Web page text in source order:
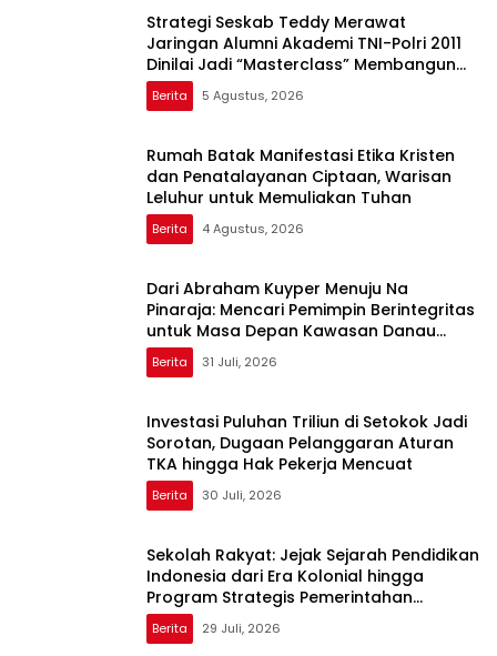
Strategi Seskab Teddy Merawat
Jaringan Alumni Akademi TNI-Polri 2011
Dinilai Jadi “Masterclass” Membangun
Loyalitas
Berita 5 Agustus, 2026
Rumah Batak Manifestasi Etika Kristen
dan Penatalayanan Ciptaan, Warisan
Leluhur untuk Memuliakan Tuhan
Berita 4 Agustus, 2026
Dari Abraham Kuyper Menuju Na
Pinaraja: Mencari Pemimpin Berintegritas
untuk Masa Depan Kawasan Danau
Toba
Berita 31 Juli, 2026
Investasi Puluhan Triliun di Setokok Jadi
Sorotan, Dugaan Pelanggaran Aturan
TKA hingga Hak Pekerja Mencuat
Berita 30 Juli, 2026
Sekolah Rakyat: Jejak Sejarah Pendidikan
Indonesia dari Era Kolonial hingga
Program Strategis Pemerintahan
Prabowo
Berita 29 Juli, 2026